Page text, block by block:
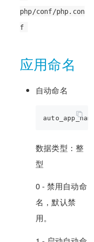
php/conf/php.con
f
应用命名
自动命名
数据类型：整
型
0 - 禁用自动命
名，默认禁
用。